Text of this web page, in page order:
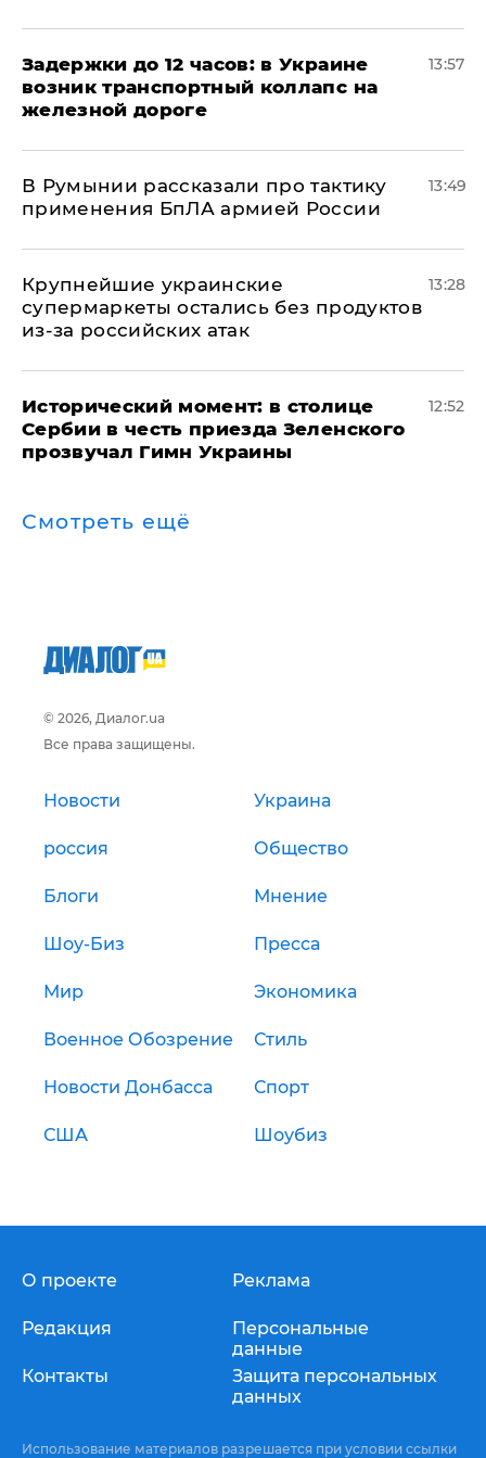
Задержки до 12 часов: в Украине
возник транспортный коллапс на
железной дороге
13:57
В Румынии рассказали про тактику
применения БпЛА армией России
13:49
Крупнейшие украинские
супермаркеты остались без продуктов
из-за российских атак
13:28
Исторический момент: в столице
Сербии в честь приезда Зеленского
прозвучал Гимн Украины
12:52
Смотреть ещё
© 2026, Диалог.ua
Все права защищены.
Новости Украина
россия Общество
Блоги Мнение
Шоу-Биз Пресса
Мир Экономика
Военное Обозрение Стиль
Новости Донбасса Спорт
США Шоубиз
О проекте
Редакция
Контакты
Реклама
Персональные
данные
Защита персональных
данных
Использование материалов разрешается при условии ссылки